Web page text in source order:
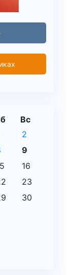
Вс
2
9
16
23
30